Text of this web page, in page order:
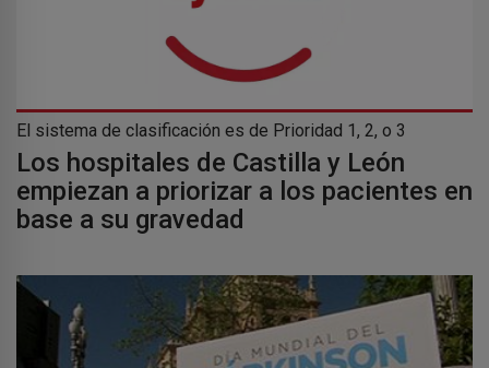
El sistema de clasificación es de Prioridad 1, 2, o 3
Los hospitales de Castilla y León
empiezan a priorizar a los pacientes en
base a su gravedad